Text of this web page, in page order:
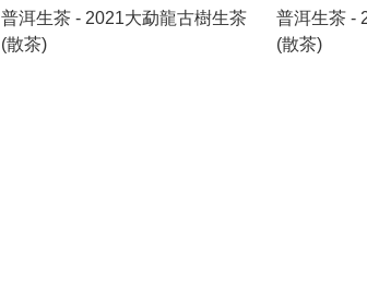
普洱生茶 - 2021大勐龍古樹生茶
(散茶)
普洱生茶 -
(散茶)